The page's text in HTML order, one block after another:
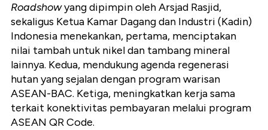
Roadshowyang dipimpin oleh Arsjad Rasjid,
sekaligus Ketua Kamar Dagang dan Industri (Kadin)
Indonesia menekankan, pertama, menciptakan
nilai tambah untuk nikel dan tambang mineral
lainnya. Kedua, mendukung agenda regenerasi
hutan yang sejalan dengan program warisan
ASEAN-BAC. Ketiga, meningkatkan kerja sama
terkait konektivitas pembayaran melalui program
ASEAN QR Code.